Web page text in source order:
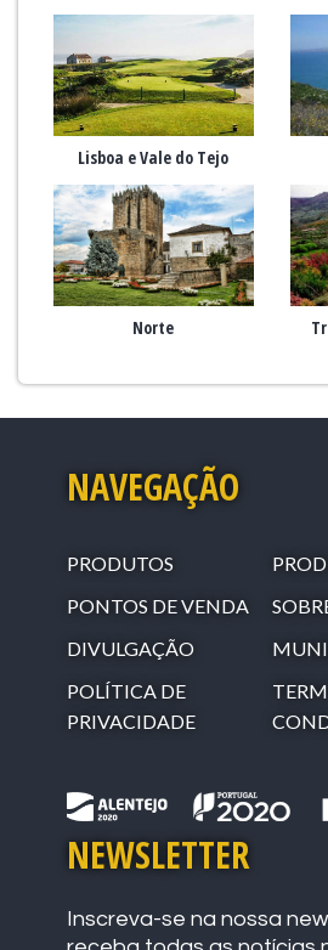
Lisboa e Vale do Tejo
Norte
NAVEGAÇÃO
PRODUTOS
PONTOS DE VENDA
DIVULGAÇÃO
POLÍTICA DE
PRIVACIDADE
NEWSLETTER
Inscreva-se na nossa